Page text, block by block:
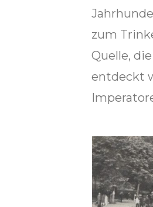
zum
Quelle,
entdeckt